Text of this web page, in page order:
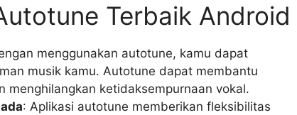
Terbaik Android
menggunakan autotune, kamu dapat
musik kamu. Autotune dapat membantu
menghilangkan ketidaksempurnaan vokal.
: Aplikasi autotune memberikan fleksibilitas